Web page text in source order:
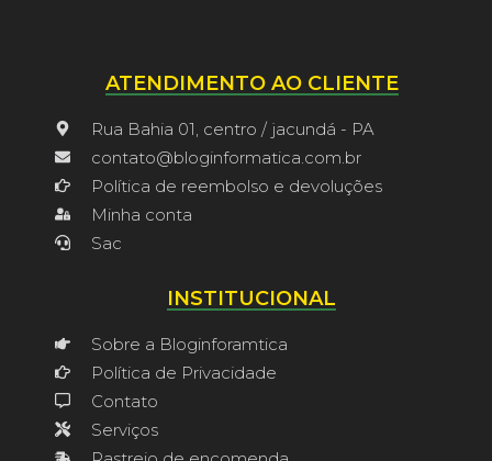
ATENDIMENTO AO CLIENTE
Rua Bahia 01, centro / jacundá - PA
contato@bloginformatica.com.br
Política de reembolso e devoluções
Minha conta
Sac
INSTITUCIONAL
Sobre a Bloginforamtica
Política de Privacidade
Contato
Serviços